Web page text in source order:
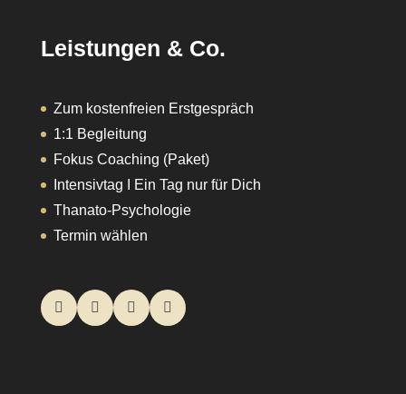
Leistungen & Co.
Zum kostenfreien Erstgespräch
1:1 Begleitung
Fokus Coaching (Paket)
Intensivtag I Ein Tag nur für Dich
Thanato-Psychologie
Termin wählen